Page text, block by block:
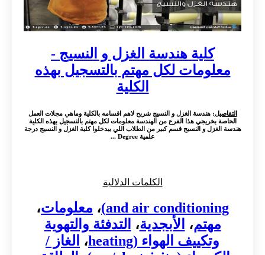
كلية هندسة الغزل و النسيج -
معلومات لكل مهتم بالتسجيل بهذه
الكلية
التفاصيل: هندسة الغزل و النسيج شربح لاهم اقسامه بالكلية وماهي مجلات العمل
الخاصة بخريجي هذا الفرع من الهندسة معلومات لكل مهتم بالتسجيل بهذه الكلية
هندسة الغزل و النسيج قسم كبير من الطلاب اللي بيدخلوا كلية الغزل و النسيج درجة
علمية Degree ...
الكلمات الدلالية
and air conditioning) ، معلومات،
مهتم، الأبجدية،
التدفئة والتهوية
وتكييف الهواء (heating
،
الغاز /